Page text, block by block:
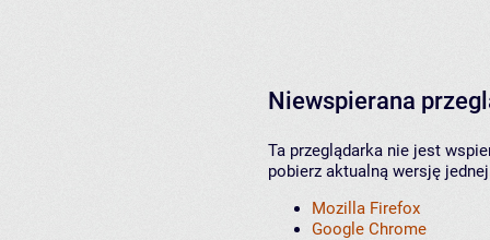
Niewspierana
Ta przeglądarka nie jest
pobierz aktualną wersję
Mozilla Firefox
Google Chrome